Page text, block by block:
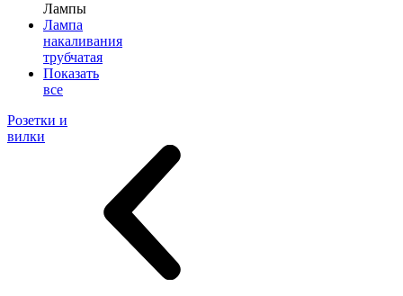
Лампы
Лампа
накаливания
трубчатая
Показать
все
Розетки и
вилки